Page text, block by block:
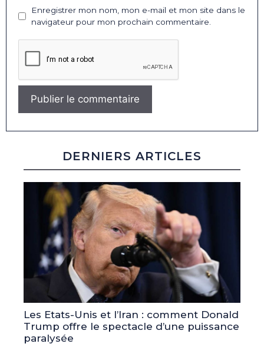
Enregistrer mon nom, mon e-mail et mon site dans le
navigateur pour mon prochain commentaire.
DERNIERS ARTICLES
Les Etats-Unis et l’Iran : comment Donald
Trump offre le spectacle d’une puissance
paralysée